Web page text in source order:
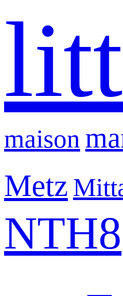
maison
Metz
NTH8